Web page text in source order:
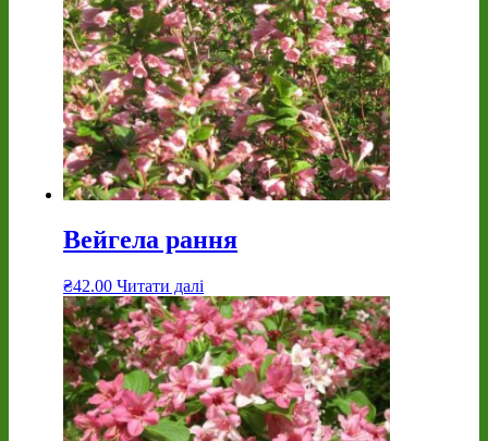
Вейгела рання
₴42.00 Читати далі